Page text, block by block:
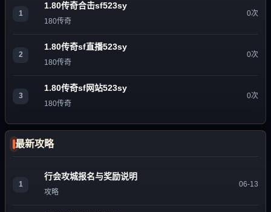
1
1.80传奇合击sf523sy
180传奇
0次
2
1.80传奇sf直播523sy
180传奇
0次
3
1.80传奇sf网站523sy
180传奇
0次
最新攻略
1
行会攻城报名与奖励说明
攻略
06-13